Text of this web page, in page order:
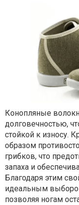
Конопляные
долговечностью,
стойкой к износу.
образом
грибков, что
запаха и
Благодаря этим
идеальным
позволяя ногам